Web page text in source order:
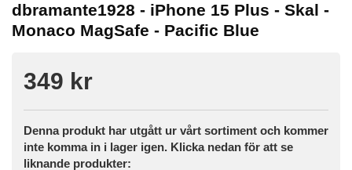
dbramante1928 - iPhone 15 Plus - Skal -
Monaco MagSafe - Pacific Blue
349 kr
Denna produkt har utgått ur vårt sortiment och kommer
inte komma in i lager igen. Klicka nedan för att se
liknande produkter: